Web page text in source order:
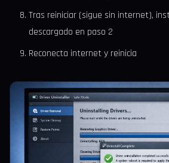
Tras reiniciar (sigue sin internet),
descargado en paso 2
Reconecta internet y reinicia